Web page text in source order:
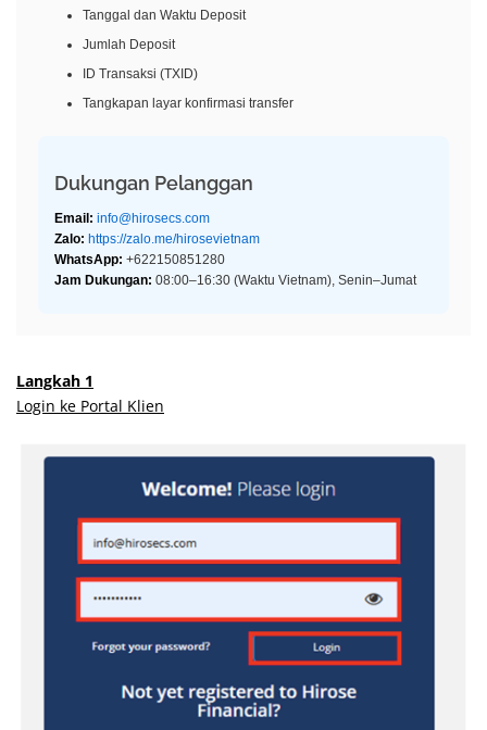
Tanggal dan Waktu Deposit
Jumlah Deposit
ID Transaksi (TXID)
Tangkapan layar konfirmasi transfer
Dukungan Pelanggan
Email: info@hirosecs.com
Zalo: https://zalo.me/hirosevietnam
WhatsApp: +622150851280
Jam Dukungan: 08:00–16:30 (Waktu Vietnam), Senin–Jumat
Langkah 1
Login ke Portal Klien